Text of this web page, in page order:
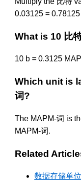
0.03125 =
What is 10 比
10 b = 0.3125
Which unit is
词?
The MAPM-词 is
MAPM-词.
Related
数据存储单